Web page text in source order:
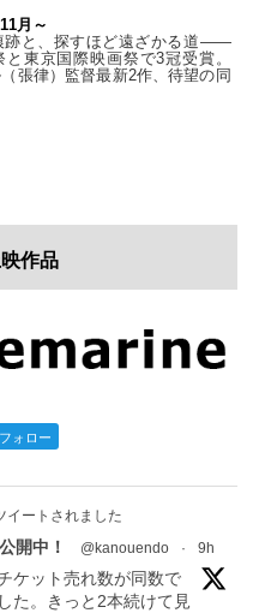
月～
跡と、探すほど遠ざかる道——
東京国際映画祭で3冠受賞。
張律）監督最新2作、待望の同
作品
フォロー
イートされました
開中！ @kanouendo · 9h
ケット売れ数が同数で
た。きっと2本続けて見